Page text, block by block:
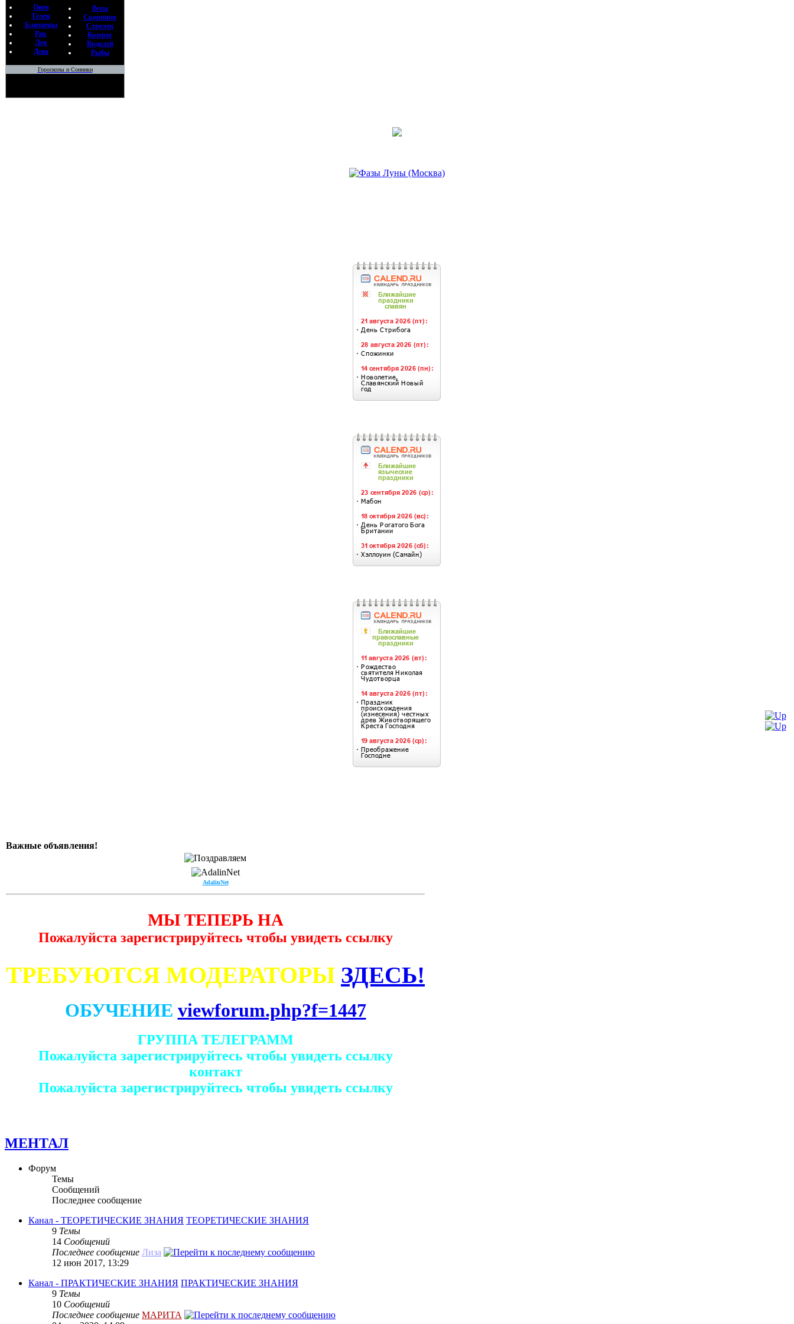
06 ноя 2015, 11:15
Овен
Телец
Близнецы
Рак
Лев
Дева
Весы
Скорпион
Стрелец
Козерог
Водолей
Рыбы
Гороскопы и Сонники
Важные объявления!
AdalinNet
МЫ ТЕПЕРЬ НА
Пожалуйста зарегистрируйтесь чтобы увидеть ссылку
ТРЕБУЮТСЯ МОДЕРАТОРЫ ЗДЕСЬ!
ОБУЧЕНИЕ viewforum.php?f=1447
ГРУППА ТЕЛЕГРАММ
Пожалуйста зарегистрируйтесь чтобы увидеть ссылку
контакт
Пожалуйста зарегистрируйтесь чтобы увидеть ссылку
МЕНТАЛ
Форум
Темы
Сообщений
Последнее сообщение
Канал - ТЕОРЕТИЧЕСКИЕ ЗНАНИЯ ТЕОРЕТИЧЕСКИЕ ЗНАНИЯ
9 Темы
14 Сообщений
Последнее сообщение Лиза
12 июн 2017, 13:29
Канал - ПРАКТИЧЕСКИЕ ЗНАНИЯ ПРАКТИЧЕСКИЕ ЗНАНИЯ
9 Темы
10 Сообщений
Последнее сообщение МАРИТА